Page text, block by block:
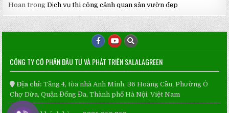
Hoan trongDịch vụ thi công cảnh quan sân vườn đẹp
CÔNG TY CỔ PHẦN ĐẦU TƯ VÀ PHÁT TRIỂN SALALAGREEN
Địa chỉ: Tầng 4, tòa nhà Anh Minh, 36 Hoàng Cầu, Phường Ô
Chợ Dừa, Quận Đống Đa, Thành phố Hà Nội, Việt Nam